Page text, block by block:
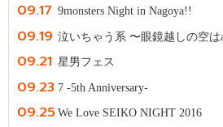
09.17 9monsters Night in Nagoya!!
09.19 泣いちゃう系 〜眼鏡越しの空は
09.21 星男フェス
09.23 7 -5th Anniversary-
09.25 We Love SEIKO NIGHT 2016